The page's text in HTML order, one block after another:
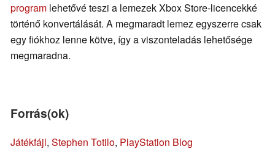
program lehetővé teszi a lemezek Xbox Store-licencekké
történő konvertálását. A megmaradt lemez egyszerre csak
egy fiókhoz lenne kötve, így a viszonteladás lehetősége
megmaradna.
Forrás(ok)
Játékfájl, Stephen Totilo, PlayStation Blog